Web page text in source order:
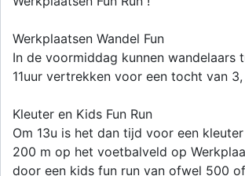
Werkplaatsen Wandel Fun
In de voormiddag kunnen wandelaars
11uur vertrekken voor een tocht van
Kleuter en Kids Fun Run
Om 13u is het dan tijd voor een
200 m op het voetbalveld op
door een kids fun run van ofwel 500